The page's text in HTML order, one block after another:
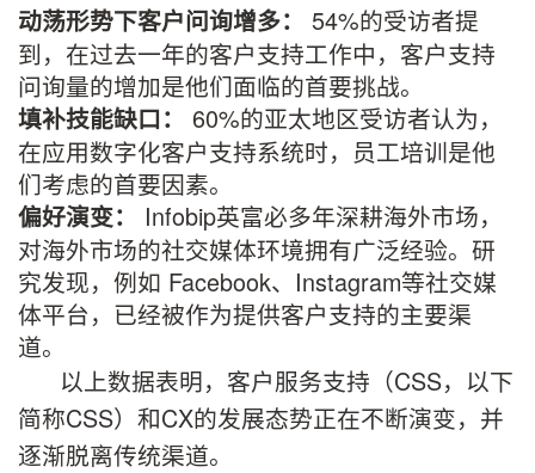
动荡形势下客户问询增多：
54%的受访者提
到，在过去一年的客户支持工作中，客户支持
问询量的增加是他们面临的首要挑战。
填补技能缺口：
60%的亚太地区受访者认为，
在应用数字化客户支持系统时，员工培训是他
们考虑的首要因素。
偏好演变：
Infobip英富必多年深耕海外市场，
对海外市场的社交媒体环境拥有广泛经验。研
究发现，例如 Facebook、Instagram等社交媒
体平台，已经被作为提供客户支持的主要渠
道。
以上数据表明，客户服务支持（CSS，以下
简称CSS）和CX的发展态势正在不断演变，并
逐渐脱离传统渠道。